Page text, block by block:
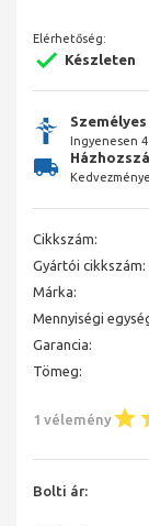
Elérhetőség:
Készleten
Ingyenesen
Cikkszám:
Gyártói cikkszám:
Márka:
Mennyiségi
Garancia:
Tömeg:
1 vélemény
Bolti ár: